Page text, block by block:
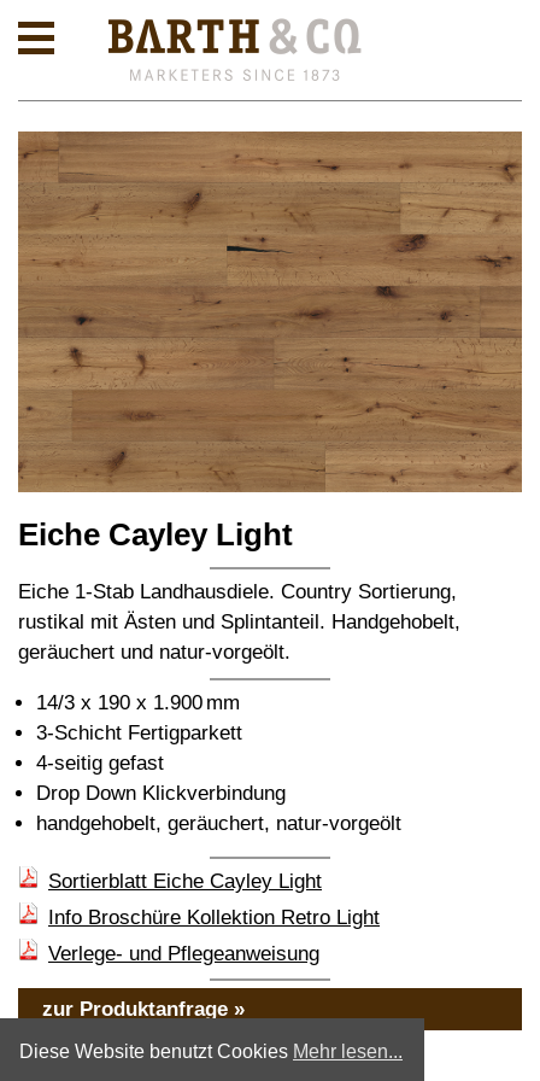
Diese Website benutzt Cookies Mehr lesen...
Eiche Cayley Light
Eiche 1-Stab Landhausdiele. Country Sortierung,
rustikal mit Ästen und Splintanteil. Handgehobelt,
geräuchert und natur-vorgeölt.
14/3 x 190 x 1.900 mm
3-Schicht Fertigparkett
4-seitig gefast
Drop Down Klickverbindung
handgehobelt, geräuchert, natur-vorgeölt
Sortierblatt Eiche Cayley Light
Info Broschüre Kollektion Retro Light
Verlege- und Pflegeanweisung
zur Produktanfrage »
« zurück